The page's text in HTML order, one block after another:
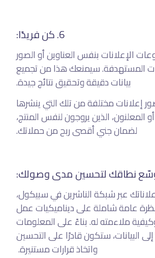
6. كن فريدًا:
الإعلانات بنفس العناوين أو الصور
المستهدفة. سيمنعك هذا من تجميع
بيانات دقيقة وتحقيق نتائج جيدة.
إعلانات مختلفة من تلك التي ينشرها
الذين يروجون لنفس المنتج،
لضمان جني أقصى ربح من حملاتك.
عبر شبكة الناشرين في سبيكول،
عامة شاملة على ديناميكيات عمل
ملاءمته له. بناءً على المعلومات
البيانات، ستكون قادرًا على التحسين
واتخاذ قرارات مستنيرة.